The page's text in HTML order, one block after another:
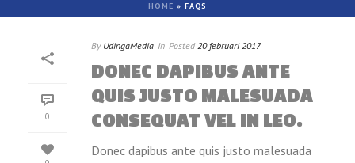
HOME » FAQS
0
By UdingaMedia In Posted 20 februari 2017
DONEC DAPIBUS ANTE
QUIS JUSTO MALESUADA
CONSEQUAT VEL IN LEO.
Donec dapibus ante quis justo malesuada